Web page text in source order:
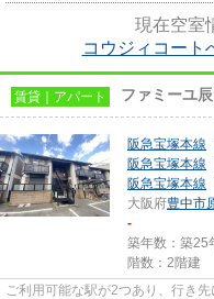
現在空室
コウジィコート
賃貸｜アパート ファミーユ
阪急宝塚本線
阪急宝塚本線
阪急宝塚本線
大阪府豊中市
-
築年数：築25
階数：2階建
ご利用可能な駅が2つあり、行き